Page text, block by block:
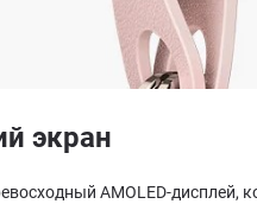
экран
AMOLED-дисплей,